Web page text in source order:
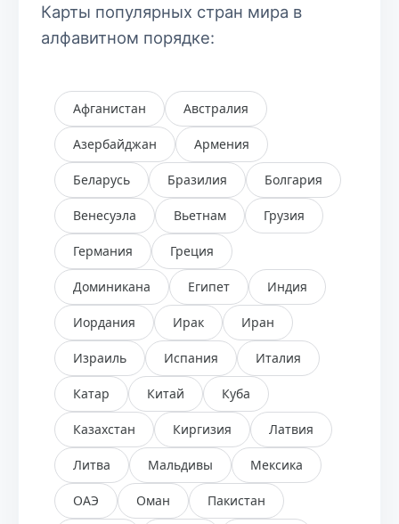
Карты популярных стран мира в
алфавитном порядке:
Афганистан Австралия
Азербайджан Армения
Беларусь Бразилия Болгария
Венесуэла Вьетнам Грузия
Германия Греция
Доминикана Египет Индия
Иордания Ирак Иран
Израиль Испания Италия
Катар Китай Куба
Казахстан Киргизия Латвия
Литва Мальдивы Мексика
ОАЭ Оман Пакистан